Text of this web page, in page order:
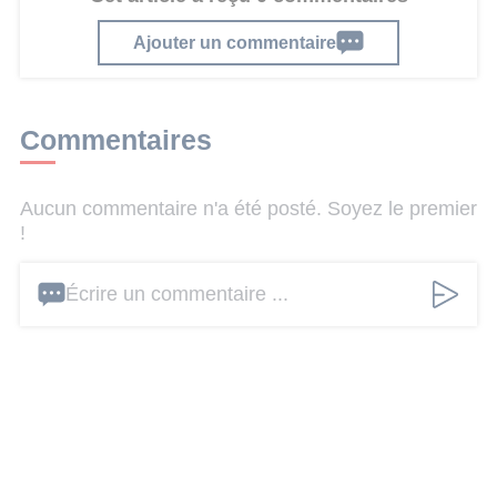
Ajouter un commentaire
Commentaires
Aucun commentaire n'a été posté. Soyez le premier
!
Écrire un commentaire ...